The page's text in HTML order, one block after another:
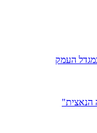
העמק
הנאצית"